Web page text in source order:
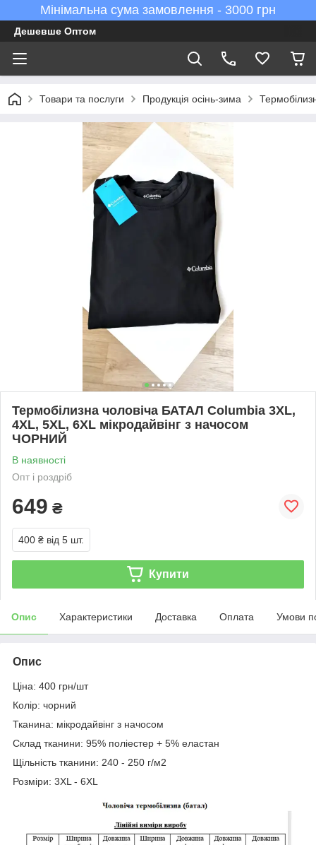
Мінімальна сума замовлення - 3000 грн
Дешевше Оптом
Товари та послуги Продукція осінь-зима
Термобілизна чоловіча БАТАЛ Columbia 3XL,
4XL, 5XL, 6XL мікродайвінг з начосом
ЧОРНИЙ
В наявності
Опт і роздріб
649 ₴
400 ₴ від 5 шт.
Купити
Опис Характеристики Доставка Оплата Умови
Опис
Ціна: 400 грн/шт
Колір: чорний
Тканина: мікродайвінг з начосом
Склад тканини: 95% поліестер + 5% еластан
Щільність тканини: 240 - 250 г/м2
Розміри: 3XL - 6XL